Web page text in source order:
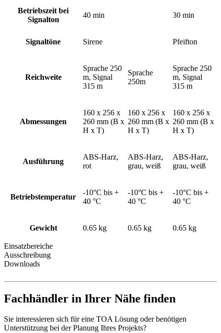
Betriebszeit bei
Signalton
40 min 30 min
Signaltöne Sirene Pfeifton
Reichweite
Sprache 250
m, Signal
315 m
Sprache
250m
Sprache 250
m, Signal
315 m
Abmessungen
160 x 256 x
260 mm (B x
H x T)
160 x 256 x
260 mm (B x
H x T)
160 x 256 x
260 mm (B x
H x T)
Ausführung
ABS-Harz,
rot
ABS-Harz,
grau, weiß
ABS-Harz,
grau, weiß
Betriebstemperatur
-10°C bis +
40 °C
-10°C bis +
40 °C
-10°C bis +
40 °C
Gewicht 0.65 kg 0.65 kg 0.65 kg
Einsatzbereiche
Ausschreibung
Downloads
Fachhändler in Ihrer Nähe finden
Sie interessieren sich für eine TOA Lösung oder benötigen
Unterstützung bei der Planung Ihres Projekts?